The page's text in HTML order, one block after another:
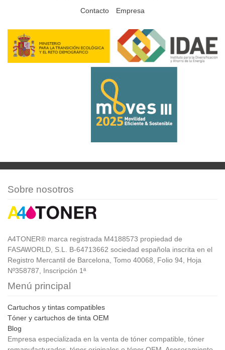
Contacto
Empresa
Sobre nosotros
A4TONER® marca registrada M4188573 propiedad de
FASAWORLD, S.L. B-64713662 sociedad española inscrita en el
Registro Mercantil de Barcelona, Tomo 40068, Folio 94, Hoja
Nº358787, Inscripción 1ª
Menú principal
Cartuchos y tintas compatibles
Tóner y cartuchos de tinta OEM
Blog
Empresa especializada en la venta de tóner compatible, tóner